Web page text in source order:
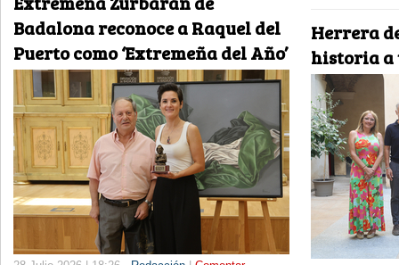
Badalona reconoce a Raquel del
Puerto como ‘Extremeña del Año’
Herrera
historia a